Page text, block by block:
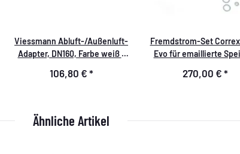
Viessmann Abluft-/Außenluft-
Adapter, DN160, Farbe weiß -
106,80 € *
Fremdstrom-Set
Evo für emaillierte
1x Titananode 200
270,00 € *
Ähnliche Artikel